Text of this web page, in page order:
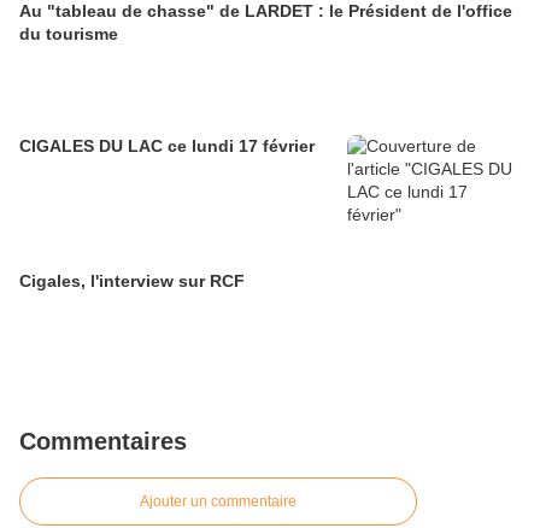
Au "tableau de chasse" de LARDET : le Président de l'office
du tourisme
CIGALES DU LAC ce lundi 17 février
Cigales, l'interview sur RCF
Commentaires
Ajouter un commentaire